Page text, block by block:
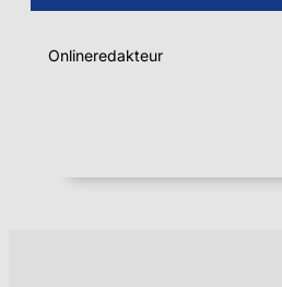
Onlineredakteur